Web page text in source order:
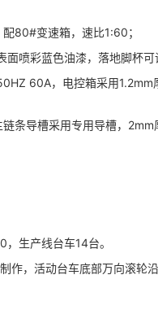
80#变速箱，速比1:60；
喷彩蓝色油漆，落地脚杯可
60A，电控箱采用1.2mm
条导槽采用专用导槽，
生产线台车14台。
，活动台车底部万向滚轮沿